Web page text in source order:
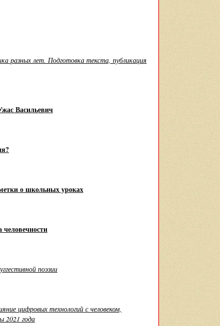
разных лет. Подготовка текста, публикация
Васильевич
о школьных уроках
поэзии
цифровых технологий с человеком,
2021 года